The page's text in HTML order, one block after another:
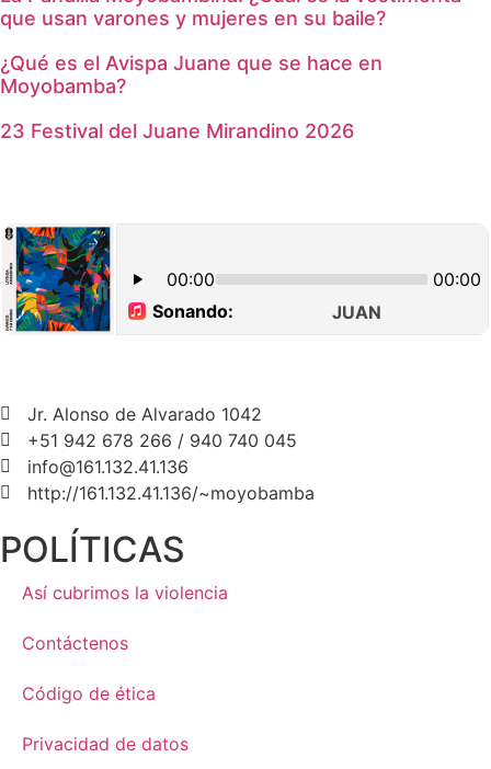
que usan varones y mujeres en su baile?
¿Qué es el Avispa Juane que se hace en
Moyobamba?
23 Festival del Juane Mirandino 2026
Jr. Alonso de Alvarado 1042
+51 942 678 266 / 940 740 045
info@161.132.41.136
http://161.132.41.136/~moyobamba
POLÍTICAS
Así cubrimos la violencia
Contáctenos
Código de ética
Privacidad de datos